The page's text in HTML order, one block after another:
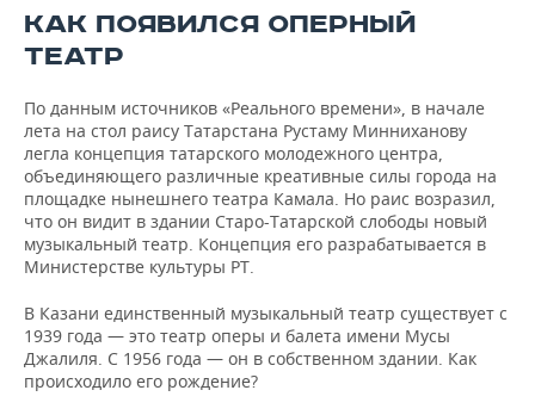
КАК ПОЯВИЛСЯ ОПЕРНЫЙ
ТЕАТР
По данным источников «Реального времени», в начале
лета на стол раису Татарстана Рустаму Минниханову
легла концепция татарского молодежного центра,
объединяющего различные креативные силы города на
площадке нынешнего театра Камала. Но раис возразил,
что он видит в здании Старо-Татарской слободы новый
музыкальный театр. Концепция его разрабатывается в
Министерстве культуры РТ.
В Казани единственный музыкальный театр существует с
1939 года — это театр оперы и балета имени Мусы
Джалиля. С 1956 года — он в собственном здании. Как
происходило его рождение?